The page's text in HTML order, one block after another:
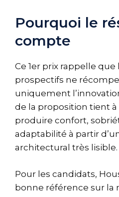
Pourquoi le
compte
Ce 1er prix rappelle
prospectifs ne
uniquement
de la proposition tient à
produire confort,
adaptabilité à partir
architectural très lisible.
Pour les candidats,
bonne référence sur la